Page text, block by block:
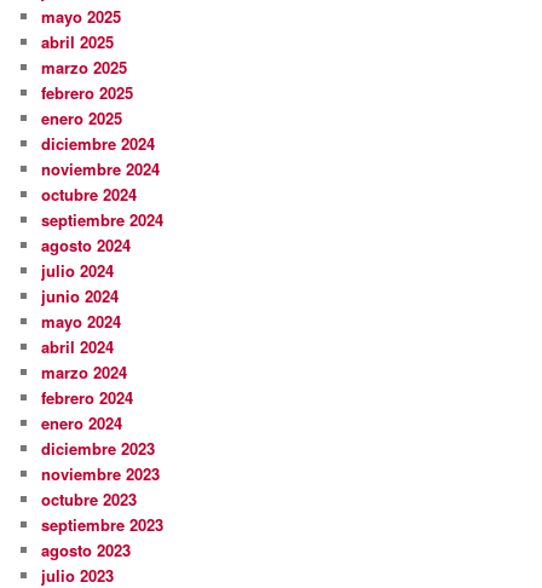
mayo 2025
abril 2025
marzo 2025
febrero 2025
enero 2025
diciembre 2024
noviembre 2024
octubre 2024
septiembre 2024
agosto 2024
julio 2024
junio 2024
mayo 2024
abril 2024
marzo 2024
febrero 2024
enero 2024
diciembre 2023
noviembre 2023
octubre 2023
septiembre 2023
agosto 2023
julio 2023